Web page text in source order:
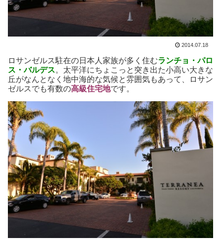
2014.07.18
ロサンゼルス駐在の日本人家族が多く住むランチョ・パロ
ス・バルデス。太平洋にちょこっと突き出た小高い大きな
丘がなんとなく地中海的な気候と雰囲気もあって、ロサン
ゼルスでも有数の高級住宅地です。